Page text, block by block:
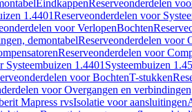
EindkappenReserveonderdelen
1.4401Reserveonderdelen voor
voor VerlopenBochten
demontabelReserveonderdelen voor
Reserveonderdelen voor
Systeembuizen 1.4401 Systeembuizen
voor BochtenT-stukken
voor Overgangen en
Mapress rvsIsolatie voor aansluitingen